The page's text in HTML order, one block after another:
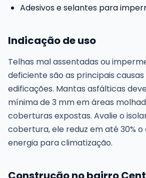
Adesivos e selantes para
Indicação de uso
Telhas mal assentadas ou
deficiente são as principais
edificações. Mantas asfálticas
mínima de 3 mm em áreas
coberturas expostas. Avalie o
cobertura, ele reduz em até 30%
energia para climatização.